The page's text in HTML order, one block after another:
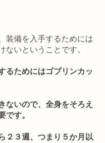
装備を入手するためには
ないということです。
るためにはゴブリンカッ
ないので、全身をそろえ
です。
２３週、つまり５か月以